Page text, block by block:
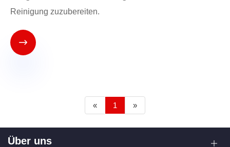
Reinigung zuzubereiten.

« 1 »
Über uns